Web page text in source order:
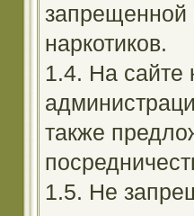
запрещенной
наркотиков.
1.4. На сайте
также
1.5. Не